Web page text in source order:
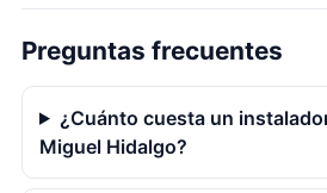
Preguntas frecuentes
¿Cuánto cuesta un
Miguel Hidalgo?